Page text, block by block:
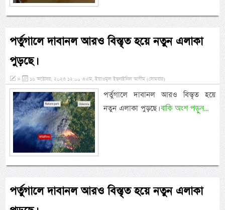
পর্তুগালে দাবানল আরও বিস্তৃত হয়ে নতুন এলাকা
পুড়ছে।
» ১৬ অক্টোবর, ২০২৩ ১২:০০ এএম, ইয়াওমুল ইছনাইনিল আযীম (সোমবার)
পর্তুগালে দাবানল আরও বিস্তৃত হয়ে
নতুন এলাকা পুড়ছে।বাকি অংশ পড়ুন...
পর্তুগালে দাবানল আরও বিস্তৃত হয়ে নতুন এলাকা